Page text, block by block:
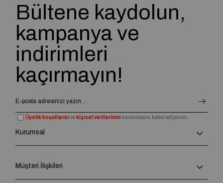
Bültene kaydolun,
kampanya ve
indirimleri
kaçırmayın!
Üyelik koşullarını ve kişisel verilerimin korunmasını kabul ediyorum.
Kurumsal
Müşteri İlişkileri